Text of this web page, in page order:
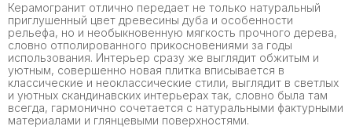
Керамогранит отлично передает не только натуральный
приглушенный цвет древесины дуба и особенности
рельефа, но и необыкновенную мягкость прочного дерева,
словно отполированного прикосновениями за годы
использования. Интерьер сразу же выглядит обжитым и
уютным, совершенно новая плитка вписывается в
классические и неоклассические стили, выглядит в светлых
и уютных скандинавских интерьерах так, словно была там
всегда, гармонично сочетается с натуральными фактурными
материалами и глянцевыми поверхностями.